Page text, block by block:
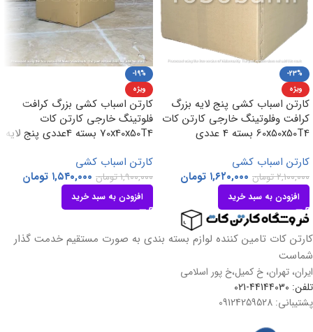
-23%
ویژه
کارتن اسباب کشی پنج لایه بزرگ
کرافت وفلوتینگ خارجی کارتن کات
60x50x50T4 بسته 4 عددی
کارتن اسباب کشی
۲,۱۰۰,۰۰۰تومان ۱,۶۲۰,۰۰۰ تومان
افزودن به سبد خرید
-19%
ویژه
کارتن اسباب کشی بزرگ کرافت
فلوتینگ خارجی کارتن کات
70x40x50T4 بسته 4عددی پنج لایه
کارتن اسباب کشی
۱,۹۰۰,۰۰۰تومان ۱,۵۴۰,۰۰۰ تومان
افزودن به سبد خرید
کارتن کات تامین کننده لوازم بسته بندی به صورت مستقیم خدمت گذار
شماست
ایران، تهران، خ کمیل،خ پور اسلامی
تلفن: 44144030-021
پشتیبانی: 09124259528